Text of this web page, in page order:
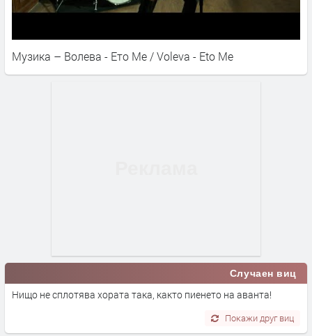
Музика – Волева - Ето Ме / Voleva - Eto Me
Случаен виц
Нищо не сплотява хората така, както пиенето на аванта!
Покажи друг виц